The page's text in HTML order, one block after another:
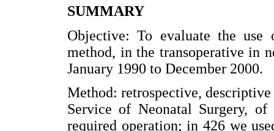
SUMMARY
Objective: To evaluate the
method, in the transoperative in
January 1990 to December 2000.
Method: retrospective,
Service of Neonatal Surgery,
required operation; in 426 we